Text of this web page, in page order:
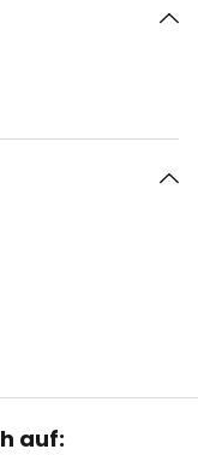
auf: